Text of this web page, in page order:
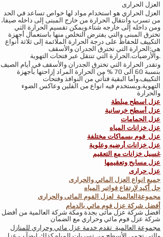
العزل الحرارى
العزل الحراري هو استخدام مواد لها خواص تساعد في الحد
من تسرب وانتقال الحرارة من خارج المبنى إلى داخله صيفا،
ومن داخله إلى خارجه شتاء.ويمكن تقسيم الحرارة التي
تخترق المبنى والتي يفترض التخلص منها باستعمال أجهزة
التكييف للحفاظ على درجة الحرارة الملائمة إلى ثلاثة أنواع
هي:الحرارة التي تخترق الجدران والأسقف
والأرضيات.الحرارة التي تنتقل عبر فتحات التهوية.
وتقدر الحرارة التي تخترق الجدران والأسقف في أيام الصيف
بنسبة 60 الى 70 % من الحرارة المراد إزاحتها بأجهزة
التكييف.وأما البقية فتأتي من النوافذ وفتحات
التهوية.ويستخدم فيه انواع من الفلين وعاكس الضوء
والحرارة
عزل اسطح مبلطة
عزل أسطح خرسانية
عزل الحمامات
عزل خزانات المياه
عزل فوم بسماكات مختلفة
عزل خزانات أرضيه وعلوية
غسيل خزانات مع التعقيم
عزل مسابح وتعقيمها
عزل حرارى
جميع انواع العزل المائي والحرارى
حل أكيد لإرتفاع فواتير المياه
مجموعةالعالمية لعزل الفوم المائى والحرارى
أفضل شركة عزل فوم مائي بالدمام
افضل شركة عزل مائى بجدة ومكة شركة العالمية من أفضل
شركة عزل فوم مائي وحراري مع الضمان
مجموعة العالمية تقدم خدمة عزل مائي وحراري للمنازل